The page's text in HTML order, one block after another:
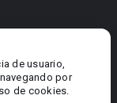
de usuario,
por
de cookies.